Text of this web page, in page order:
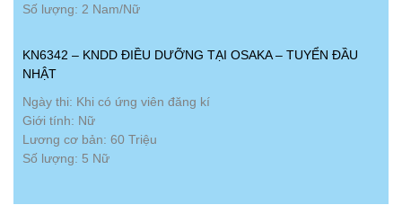
Số lượng: 2 Nam/Nữ
KN6342 – KNDD ĐIỀU DƯỠNG TẠI OSAKA – TUYỂN ĐẦU
NHẬT
Ngày thi: Khi có ứng viên đăng kí
Giới tính: Nữ
Lương cơ bản: 60 Triệu
Số lượng: 5 Nữ